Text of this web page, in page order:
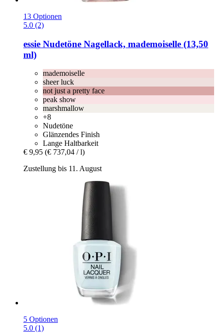
13 Optionen
5.0 (2)
essie Nudetöne Nagellack, mademoiselle (13,50
ml)
mademoiselle
sheer luck
not just a pretty face
peak show
marshmallow
+8
Nudetöne
Glänzendes Finish
Lange Haltbarkeit
€ 9,95 (€ 737,04 / l)
Zustellung bis 11. August
5 Optionen
5.0 (1)